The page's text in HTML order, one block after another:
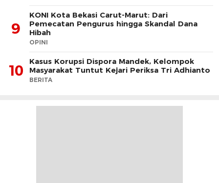
9
KONI Kota Bekasi Carut-Marut: Dari
Pemecatan Pengurus hingga Skandal Dana
Hibah
OPINI
10
Kasus Korupsi Dispora Mandek, Kelompok
Masyarakat Tuntut Kejari Periksa Tri Adhianto
BERITA